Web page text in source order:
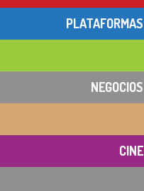
PLATAFORMAS
NEGOCIOS
CINE